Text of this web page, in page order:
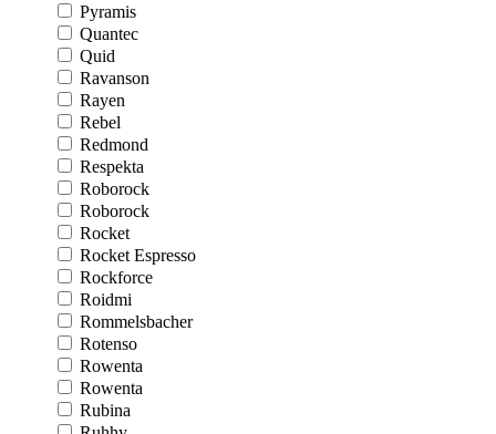
Pyramis
Quantec
Quid
Ravanson
Rayen
Rebel
Redmond
Respekta
Roborock
Roborock
Rocket
Rocket Espresso
Rockforce
Roidmi
Rommelsbacher
Rotenso
Rowenta
Rowenta
Rubina